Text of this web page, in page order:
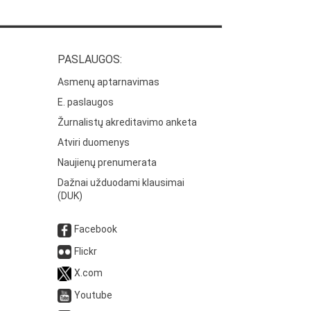
PASLAUGOS:
Asmenų aptarnavimas
E. paslaugos
Žurnalistų akreditavimo anketa
Atviri duomenys
Naujienų prenumerata
Dažnai užduodami klausimai
(DUK)
Facebook
Flickr
X.com
Youtube